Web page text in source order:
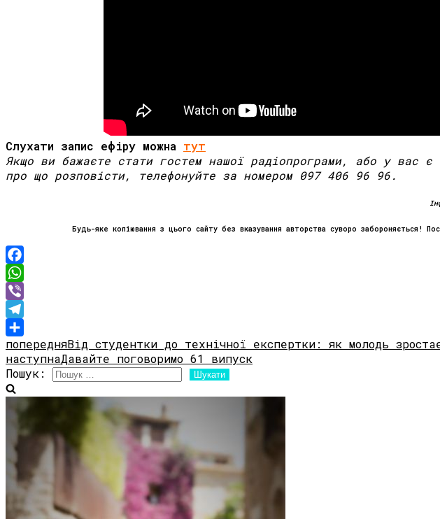
Слухати запис ефіру можна тут
Якщо ви бажаєте стати гостем нашої радіопрограми, або у вас
про що розповісти, телефонуйте за номером 097 406 96 96.
Будь-яке копіювання з цього сайту без вказування авторства суворо забороняється!
Facebook
WhatsApp
Viber
Telegram
Share
попередняВід студентки до технічної експертки: як молодь
наступнаДавайте поговоримо 61 випуск
Пошук: